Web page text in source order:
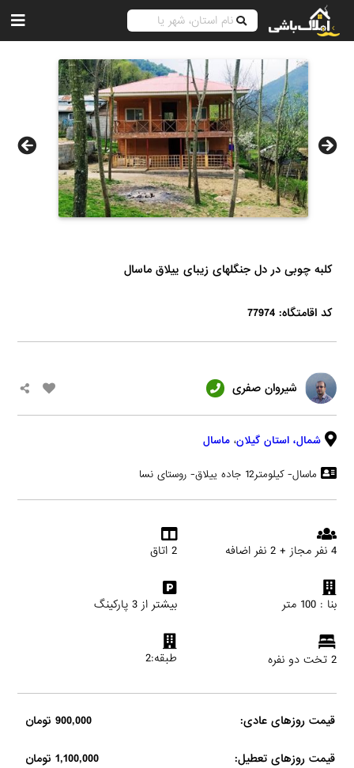
کلبه چوبی در دل جنگلهای زیبای ییلاق ماسال
کد اقامتگاه: 77974
شیروان صفری
شمال، استان گیلان، ماسال
ماسال- کیلومتر12 جاده ییلاق- روستای نسا
4 نفر مجاز + 2 نفر اضافه 2 اتاق
بنا : 100 متر بیشتر از 3 پارکینگ
2 تخت دو نفره طبقه:2
قیمت روزهای عادی: 900,000 تومان
قیمت روزهای تعطیل: 1,100,000 تومان